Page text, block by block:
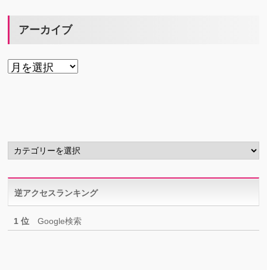
アーカイブ
ア
カ
テ
リ
ー逆アクセスランキング
1 位 Google検索